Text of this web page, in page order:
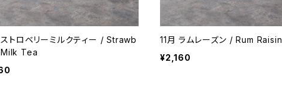
トロベリーミルクティー / Strawb
Tea
11月 ラムレーズン / Rum Raisin
¥2,160